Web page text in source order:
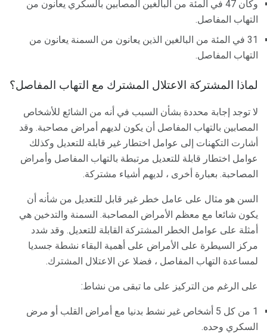
وكان 47 في المئة من البالغين المصابين بالسكري يعانون من
التهاب المفاصل.
31 في المئة من البالغين الذين يعانون من السمنة يعانون من
التهاب المفاصل.
لماذا المشتركة الاعتلال المشترك مع التهاب المفاصل؟
لا توجد إجابة محددة بشأن السبب في أنه من الشائع للأشخاص
المصابين بالتهاب المفاصل أن يكون لديهم أمراض مصاحبة. وقد
أشارت التكهنات إلى عوامل اختطار غير قابلة للتعديل وكذلك
عوامل اختطار قابلة للتعديل مرتبطة بالتهاب المفاصل وأمراض
المصاحبة. بعبارة أخرى ، لديهم أشياء مشتركة.
السن هو مثال على عامل خطر غير قابل للتعديل من شأنه أن
يكون شائعا مع معظم الأمراض المصاحبة. السمنة والتدخين هي
أمثلة على عوامل الخطر المشتركة القابلة للتعديل. وقد شدد
مركز السيطرة على الأمراض على أهمية البقاء نشطة جسديا
لمساعدة التهاب المفاصل ، فضلا عن الاعتلال المشترك.
على الرغم من التركيز على ما تبقى من نشاط:
1 من كل 5 أشخاص غير نشط بدنيا مع أمراض القلب أو مرض
السكري وحده.